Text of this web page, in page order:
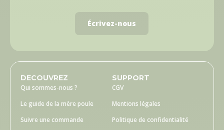
Écrivez-nous
DECOUVREZ
Qui sommes-nous ?
Le guide de la mère poule
Suivre une commande
SUPPORT
CGV
Mentions légales
Politique de confidentialité